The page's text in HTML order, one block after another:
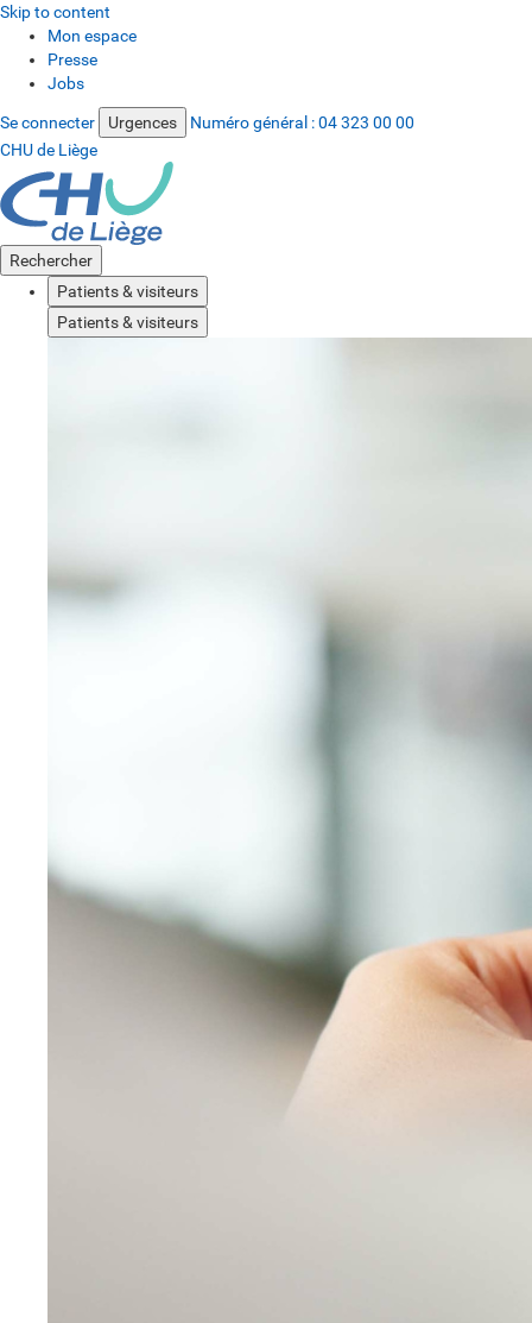
Skip to content
Mon espace
Presse
Jobs
Se connecter Urgences Numéro général :04 323 00 00
CHU de Liège
Rechercher
Patients & visiteurs
Patients & visiteurs